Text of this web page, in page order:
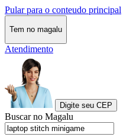
Pular para o conteudo principal
Tem no magalu
Atendimento
Digite seu CEP
Buscar no Magalu